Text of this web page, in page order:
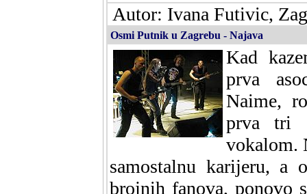
Autor: Ivana Futivic,
Osmi Putnik u Zagrebu - Najava
Kad
prva
Naime,
prva tri
vokalom.
samostalnu karijeru, a
brojnih fanova, ponovo